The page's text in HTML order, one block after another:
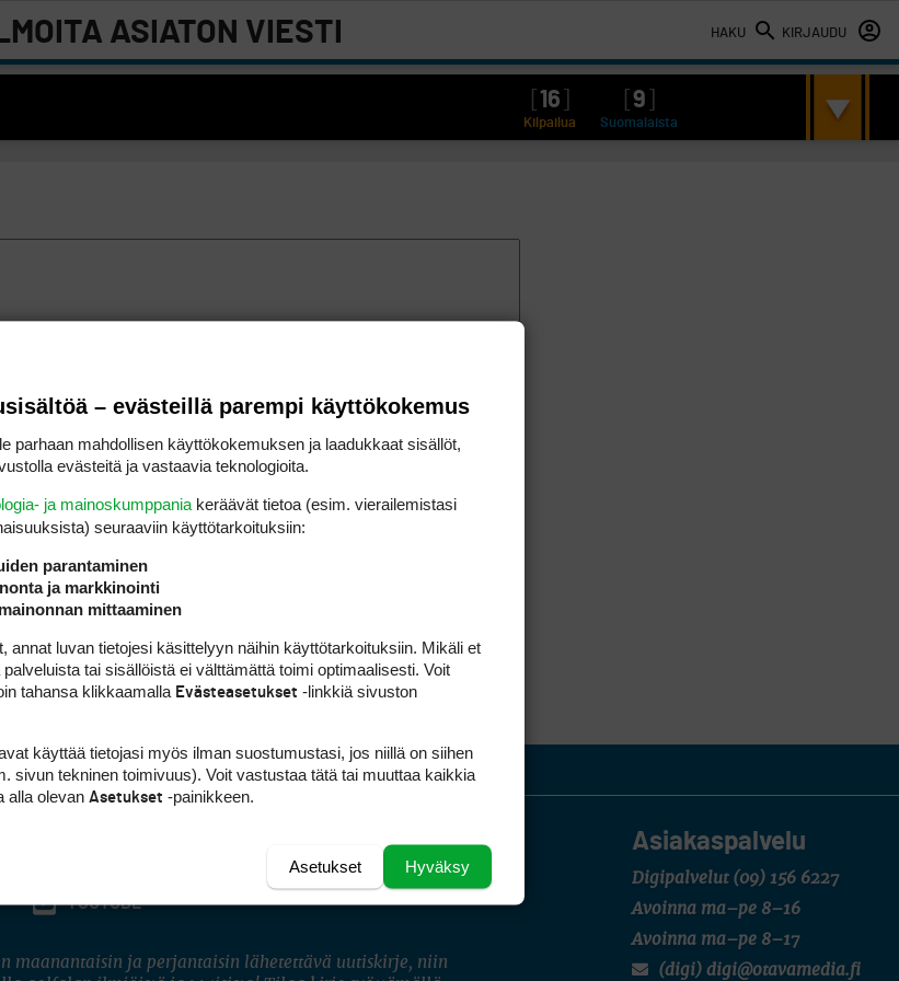
HAKU KIRJAUDU
ILMOITA ASIATON VIESTI
16 9
Kilpailua Suomalaista
Asiakaspalvelu
Digipalvelut (09) 156 6227
Avoinna ma–pe 8–16
Avoinna ma–pe 8–17
(digi) digi@otavamedia.fi
INSTAGRAM
YOUTUBE
maanantaisin ja perjantaisin lähetettävä uutiskirje, niin
– evästeillä parempi käyttökokemus
parhaan mahdollisen käyttökokemuksen ja laadukkaat sisällöt,
evästeitä ja vastaavia teknologioita.
ja mainoskumppania keräävät tietoa (esim. vierailemis­tasi
seuraaviin käyttötarkoituksiin:
parantaminen
ja markkinointi
mittaaminen
annat luvan tietojesi käsittelyyn näihin käyttötarkoituksiin. Mikäli et
tai sisällöistä ei välttämättä toimi optimaalisesti. Voit
tahansa klikkaamalla Evästeasetukset -linkkiä sivuston
käyttää tietojasi myös ilman suostumustasi, jos niillä on siihen
sivun tekninen toimivuus). Voit vastustaa tätä tai muuttaa kaikkia
alla olevan Asetukset -painikkeen.
Hyväksy
Asetukset